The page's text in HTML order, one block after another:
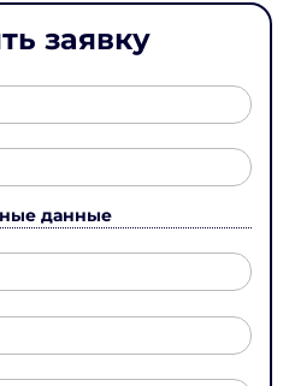
заявку
данные